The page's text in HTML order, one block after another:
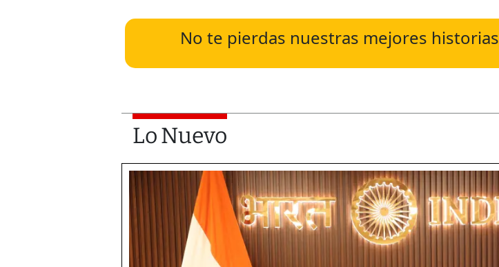
No te pierdas nuestras mejores historias
Lo Nuevo